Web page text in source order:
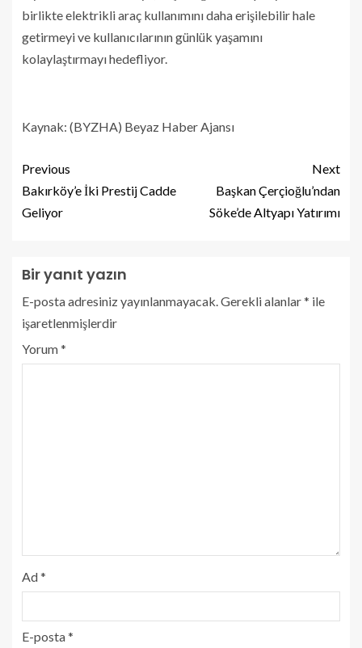
birlikte elektrikli araç kullanımını daha erişilebilir hale
getirmeyi ve kullanıcılarının günlük yaşamını
kolaylaştırmayı hedefliyor.
Kaynak: (BYZHA) Beyaz Haber Ajansı
Previous
Bakırköy’e İki Prestij Cadde
Geliyor
Next
Başkan Çerçioğlu’ndan
Söke’de Altyapı Yatırımı
Bir yanıt yazın
E-posta adresiniz yayınlanmayacak. Gerekli alanlar* ile
işaretlenmişlerdir
Yorum*
Ad*
E-posta*